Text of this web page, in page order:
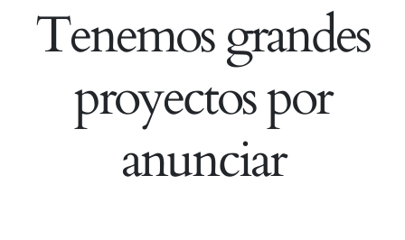
Tenemos grandes
proyectos por
anunciar